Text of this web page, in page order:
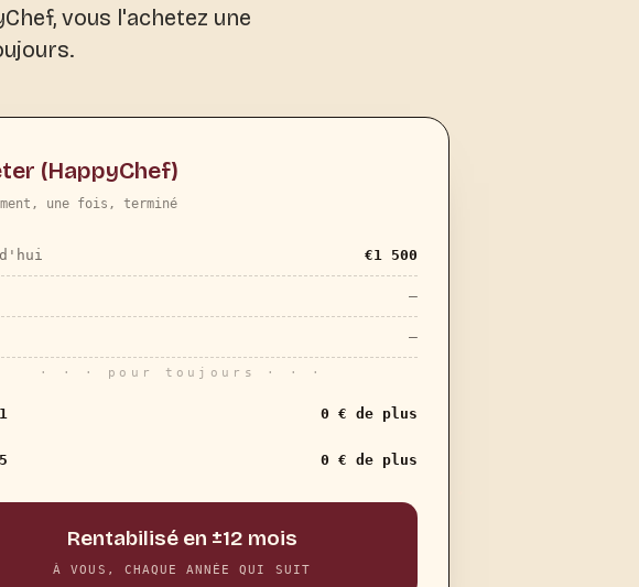
vous l'achetez une
(HappyChef)
une fois, terminé
€1 500
—
—
· · · pour toujours · · ·
0 € de plus
0 € de plus
Rentabilisé en ±12 mois
À VOUS, CHAQUE ANNÉE QUI SUIT